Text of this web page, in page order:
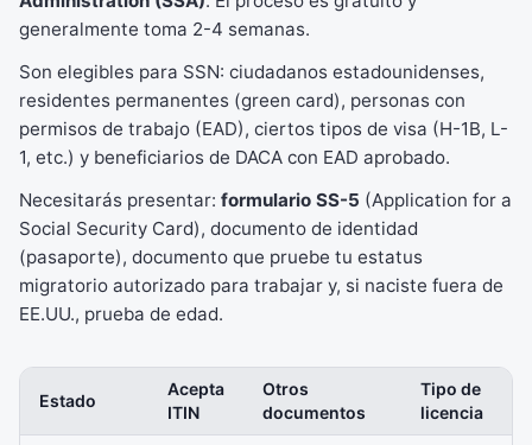
generalmente toma 2-4 semanas.
Son elegibles para SSN: ciudadanos estadounidenses,
residentes permanentes (green card), personas con
permisos de trabajo (EAD), ciertos tipos de visa (H-1B, L-
1, etc.) y beneficiarios de DACA con EAD aprobado.
Necesitarás presentar: formulario SS-5 (Application for a
Social Security Card), documento de identidad
(pasaporte), documento que pruebe tu estatus
migratorio autorizado para trabajar y, si naciste fuera de
EE.UU., prueba de edad.
Estado
Acepta
ITIN
Otros
documentos
Tipo de
licencia